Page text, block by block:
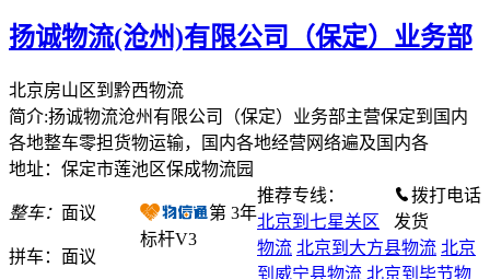
扬诚物流(沧州)有限公司（保定）业务部
北京房山区到黔西物流
简介:扬诚物流沧州有限公司（保定）业务部主营保定到国内
各地整车零担货物运输，国内各地经营网络遍及国内各
地址：保定市莲池区保成物流园
整车： 面议
拼车： 面议
第 3年
标杆V3
拨打电话
发货
推荐专线：
北京到七星关区
物流 北京到大方县物流 北京
到威宁县物流 北京到毕节物